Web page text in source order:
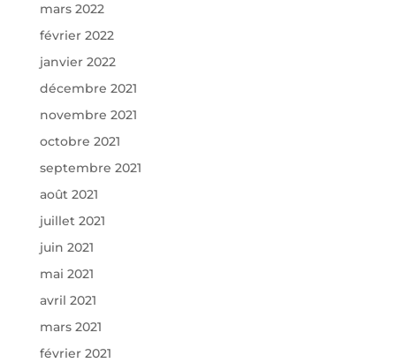
mars 2022
février 2022
janvier 2022
décembre 2021
novembre 2021
octobre 2021
septembre 2021
août 2021
juillet 2021
juin 2021
mai 2021
avril 2021
mars 2021
février 2021